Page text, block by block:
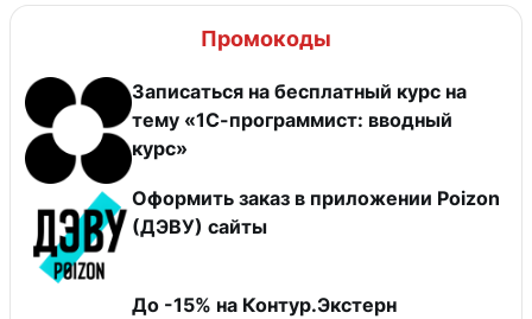
Промокоды
Записаться на бесплатный курс на
тему «1С-программист: вводный
курс»
Оформить заказ в приложении Poizon
(ДЭВУ) сайты
До -15% на Контур.Экстерн